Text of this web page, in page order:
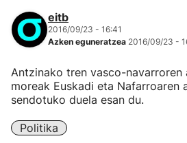
eitb
2016/09/23 - 16:41
Azken eguneratzea 2016/09/23 -
Antzinako tren vasco-navarroren
moreak Euskadi eta Nafarroaren
sendotuko duela esan du.
Politika